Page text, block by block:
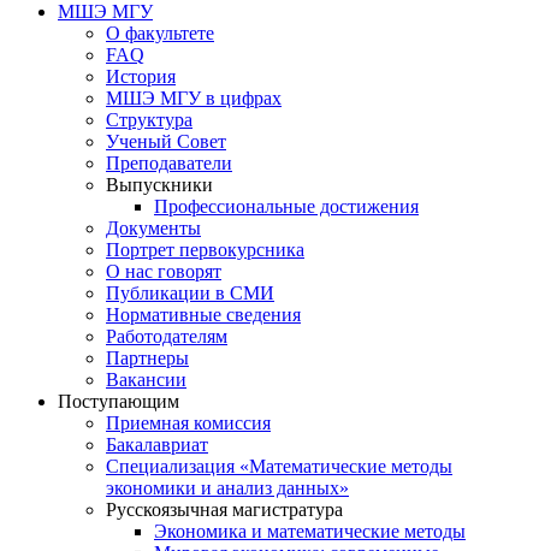
МШЭ МГУ
О факультете
FAQ
История
МШЭ МГУ в цифрах
Структура
Ученый Совет
Преподаватели
Выпускники
Профессиональные достижения
Документы
Портрет первокурсника
О нас говорят
Публикации в СМИ
Нормативные сведения
Работодателям
Партнеры
Вакансии
Поступающим
Приемная комиссия
Бакалавриат
Специализация «Математические методы
экономики и анализ данных»
Русскоязычная магистратура
Экономика и математические методы